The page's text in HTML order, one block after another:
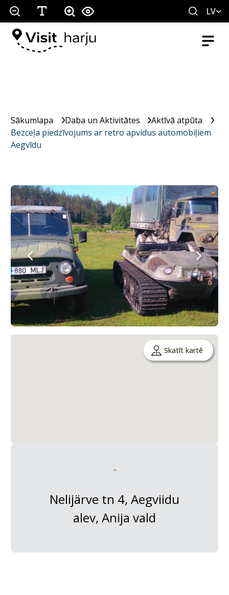
LV
Sākumlapa Daba un Aktivitātes
Aktīvā atpūta
Bezceļa piedzīvojums ar retro apvidus automobiļiem
Aegvīdu
Skatīt kartē
Nelijärve tn 4, Aegviidu
alev, Anija vald